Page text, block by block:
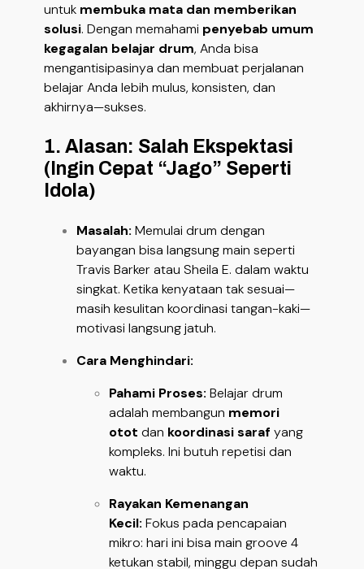
untuk membuka mata dan memberikan
solusi. Dengan memahami penyebab umum
kegagalan belajar drum, Anda bisa
mengantisipasinya dan membuat perjalanan
belajar Anda lebih mulus, konsisten, dan
akhirnya—sukses.
1. Alasan: Salah Ekspektasi
(Ingin Cepat “Jago” Seperti
Idola)
Masalah: Memulai drum dengan
bayangan bisa langsung main seperti
Travis Barker atau Sheila E. dalam waktu
singkat. Ketika kenyataan tak sesuai—
masih kesulitan koordinasi tangan-kaki—
motivasi langsung jatuh.
Cara Menghindari:
Pahami Proses: Belajar drum
adalah membangun memori
otot dan koordinasi saraf yang
kompleks. Ini butuh repetisi dan
waktu.
Rayakan Kemenangan
Kecil: Fokus pada pencapaian
mikro: hari ini bisa main groove 4
ketukan stabil, minggu depan sudah